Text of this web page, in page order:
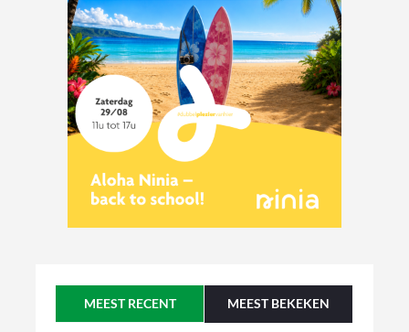
MEEST RECENT MEEST BEKEKEN